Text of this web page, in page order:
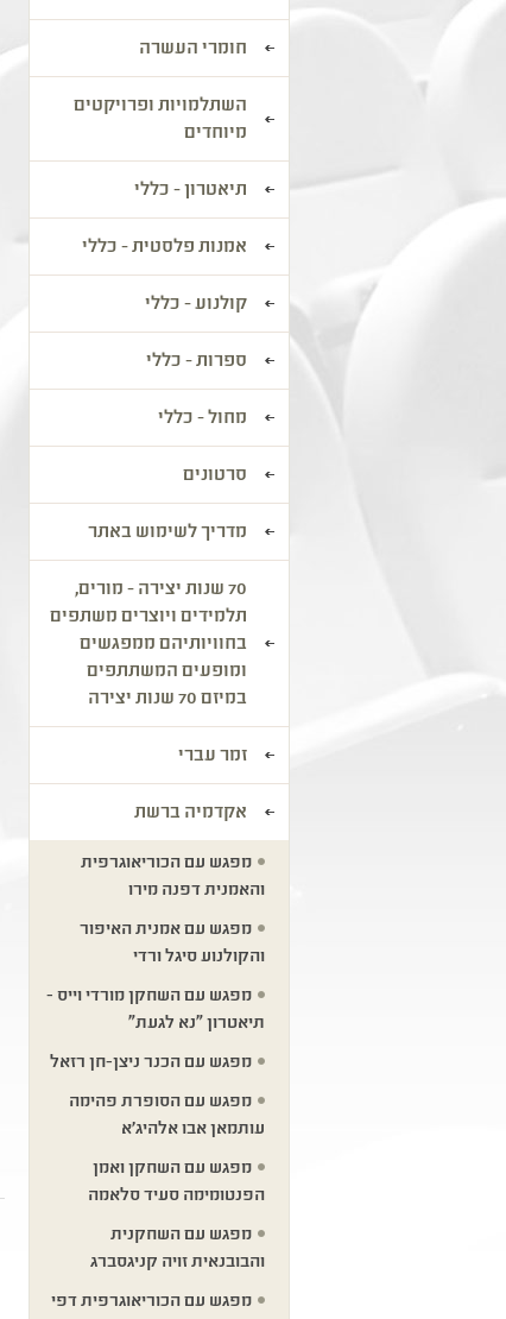
חומרי העשרה
השתלמויות ופרויקטים
מיוחדים
תיאטרון - כללי
אמנות פלסטית - כללי
קולנוע - כללי
ספרות - כללי
מחול - כללי
סרטונים
מדריך לשימוש באתר
70 שנות יצירה - מורים,
תלמידים ויוצרים משתפים
בחוויותיהם ממפגשים
ומופעים המשתתפים
במיזם 70 שנות יצירה
זמר עברי
אקדמיה ברשת
מפגש עם הכוריאוגרפית
והאמנית דפנה מירו
מפגש עם אמנית האיפור
והקולנוע סיגל ורדי
מפגש עם השחקן מורדי וייס -
תיאטרון "נא לגעת"
מפגש עם הכנר ניצן-חן רזאל
מפגש עם הסופרת פהימה
עותמאן אבו אלהיג׳א
מפגש עם השחקן ואמן
הפנטומימה סעיד סלאמה
מפגש עם השחקנית
והבובנאית זויה קניגסברג
מפגש עם הכוריאוגרפית דפי